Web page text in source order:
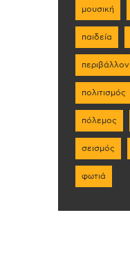
μουσική
παιδεία
περιβάλλον
πολιτισμός
πόλεμος
σεισμός
φωτιά